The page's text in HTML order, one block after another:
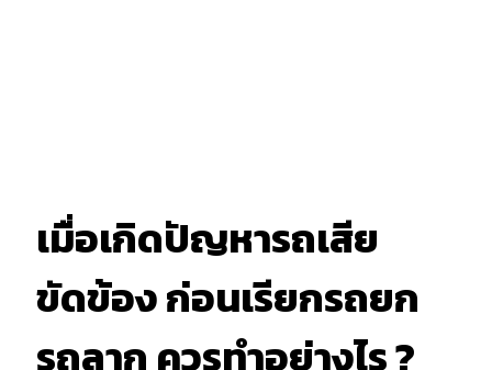
เมื่อเกิดปัญหารถเสีย
ขัดข้อง ก่อนเรียกรถยก
รถลาก ควรทำอย่างไร ?